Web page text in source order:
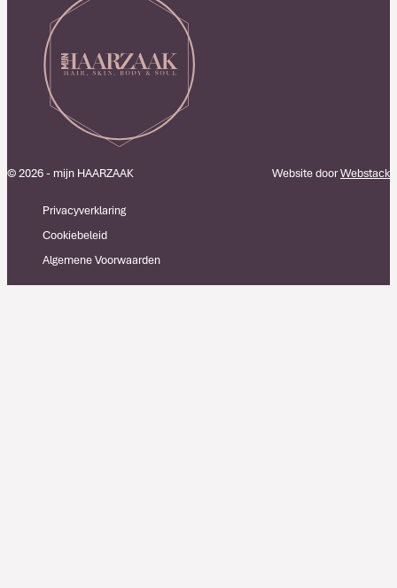
© 2026 - mijn HAARZAAK
Privacyverklaring
Cookiebeleid
Algemene Voorwaarden
Website doorWebstack